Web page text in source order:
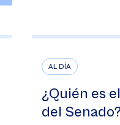
AL DÍA
¿Quién es
del